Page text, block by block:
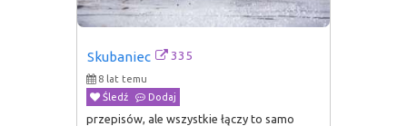
Skubaniec 335
8 lat temu
Śledź
Dodaj
przepisów, ale wszystkie łączy to samo